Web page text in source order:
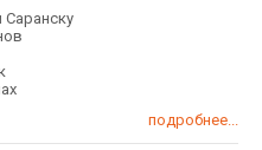
Саранску
подробнее...